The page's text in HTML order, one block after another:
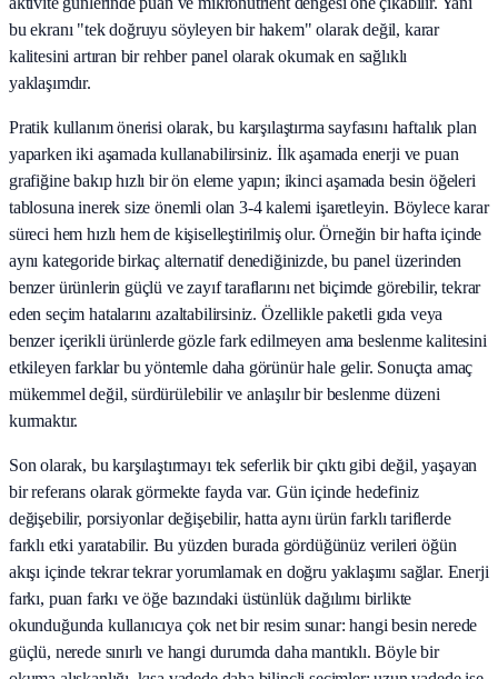
bu ekranı "tek doğruyu söyleyen bir hakem" olarak değil, karar
kalitesini artıran bir rehber panel olarak okumak en sağlıklı
yaklaşımdır.
Pratik kullanım önerisi olarak, bu karşılaştırma sayfasını haftalık plan
yaparken iki aşamada kullanabilirsiniz. İlk aşamada enerji ve puan
grafiğine bakıp hızlı bir ön eleme yapın; ikinci aşamada besin öğeleri
tablosuna inerek size önemli olan 3-4 kalemi işaretleyin. Böylece karar
süreci hem hızlı hem de kişiselleştirilmiş olur. Örneğin bir hafta içinde
aynı kategoride birkaç alternatif denediğinizde, bu panel üzerinden
benzer ürünlerin güçlü ve zayıf taraflarını net biçimde görebilir, tekrar
eden seçim hatalarını azaltabilirsiniz. Özellikle paketli gıda veya
benzer içerikli ürünlerde gözle fark edilmeyen ama beslenme kalitesini
etkileyen farklar bu yöntemle daha görünür hale gelir. Sonuçta amaç
mükemmel değil, sürdürülebilir ve anlaşılır bir beslenme düzeni
kurmaktır.
Son olarak, bu karşılaştırmayı tek seferlik bir çıktı gibi değil, yaşayan
bir referans olarak görmekte fayda var. Gün içinde hedefiniz
değişebilir, porsiyonlar değişebilir, hatta aynı ürün farklı tariflerde
farklı etki yaratabilir. Bu yüzden burada gördüğünüz verileri öğün
akışı içinde tekrar tekrar yorumlamak en doğru yaklaşımı sağlar. Enerji
farkı, puan farkı ve öğe bazındaki üstünlük dağılımı birlikte
okunduğunda kullanıcıya çok net bir resim sunar: hangi besin nerede
güçlü, nerede sınırlı ve hangi durumda daha mantıklı. Böyle bir